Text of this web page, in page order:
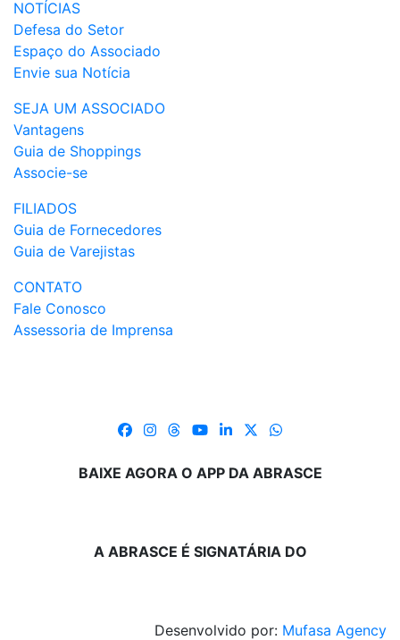
NOTÍCIAS
Defesa do Setor
Espaço do Associado
Envie sua Notícia
SEJA UM ASSOCIADO
Vantagens
Guia de Shoppings
Associe-se
FILIADOS
Guia de Fornecedores
Guia de Varejistas
CONTATO
Fale Conosco
Assessoria de Imprensa
BAIXE AGORA O APP DA ABRASCE
A ABRASCE É SIGNATÁRIA DO
Desenvolvido por: Mufasa Agency